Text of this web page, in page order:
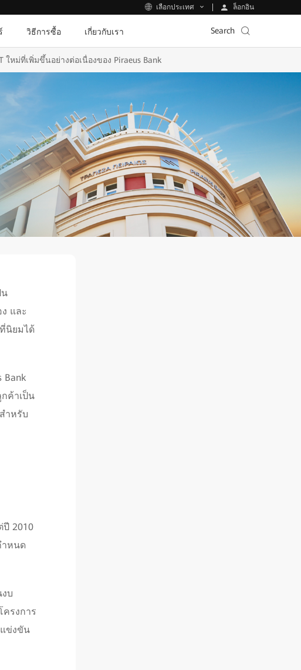
เลือกประเทศ ล็อกอิน
วิธีการซื้อ เกี่ยวกับเรา Search
ม่ที่เพิ่มขึ้นอย่างต่อเนื่องของ Piraeus Bank
น
และ
นิยมได้
Bank
ค้าเป็น
ำหรับ
ปี 2010
ำหนด
บ
รงการ
แข่งขัน